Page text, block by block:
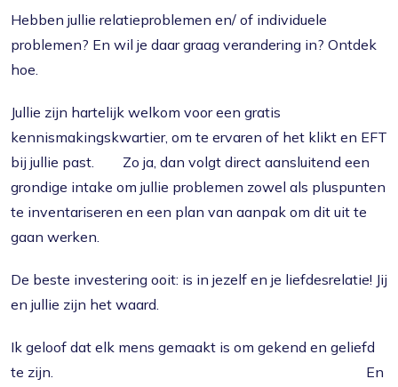
Hebben jullie relatieproblemen en/ of individuele
problemen? En wil je daar graag verandering in? Ontdek
hoe.
Jullie zijn hartelijk welkom voor een gratis
kennismakingskwartier, om te ervaren of het klikt en EFT
bij jullie past. Zo ja, dan volgt direct aansluitend een
grondige intake om jullie problemen zowel als pluspunten
te inventariseren en een plan van aanpak om dit uit te
gaan werken.
De beste investering ooit: is in jezelf en je liefdesrelatie! Jij
en jullie zijn het waard.
Ik geloof dat elk mens gemaakt is om gekend en geliefd
te zijn. En